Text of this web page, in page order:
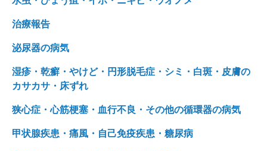
治療報告
泌尿器の病気
湿疹・乾癬・やけど・円形脱毛症・シミ・白斑・皮膚の
カサカサ・床ずれ
狭心症・心筋梗塞・血行不良・その他の循環器の病気
甲状腺疾患・痛風・自己免疫疾患・糖尿病